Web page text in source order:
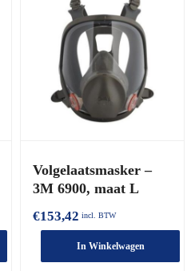
Volgelaatsmasker –
3M 6900, maat L
€153,42 incl. BTW
In Winkelwagen